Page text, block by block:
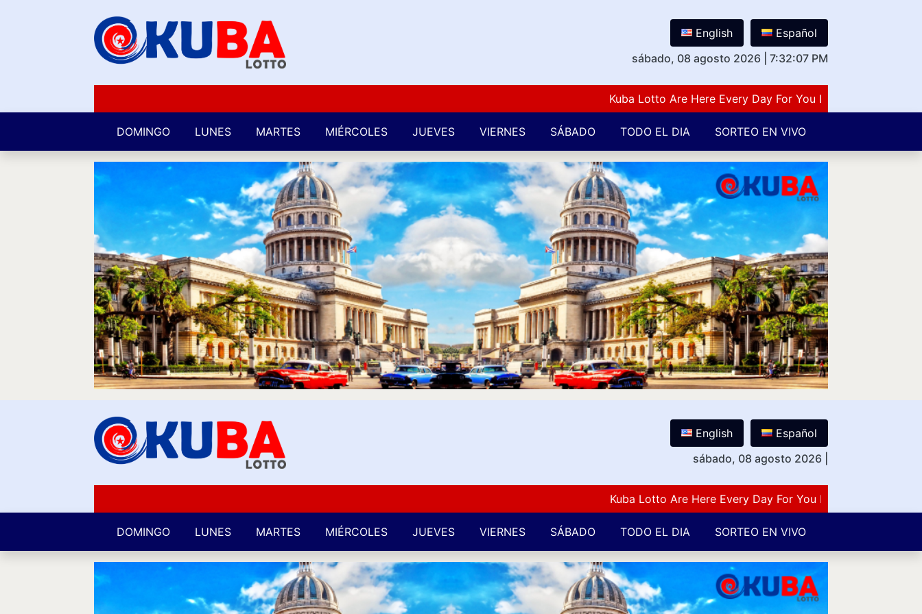
English
Español
sábado, 08 agosto 2026
7:32:08 PM
Kuba Lotto Are Here Every Day For You Lovers Of Number
DOMINGO LUNES MARTES MIÉRCOLES JUEVES VIERNES SÁBADO TODO EL DIA SORTEO EN VIVO
English
Español
sábado, 08 agosto 2026
Kuba Lotto Are Here Every Day For You Lovers Of Number
DOMINGO LUNES MARTES MIÉRCOLES JUEVES VIERNES SÁBADO TODO EL DIA SORTEO EN VIVO